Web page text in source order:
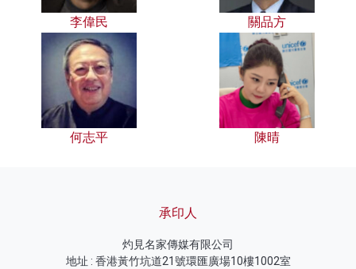
李偉民 關品方
何志平 陳晴
承印人
灼見名家傳媒有限公司
地址 : 香港黃竹坑道21號環匯廣場10樓1002室